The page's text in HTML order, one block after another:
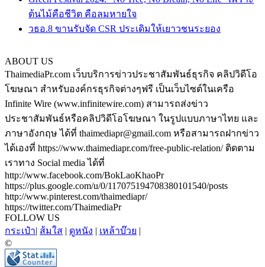
ต้นไม้คือชีวิต คือลมหายใจ
วธอ.8 ขานรับจัด CSR ประเดิมให้เยาวชนระยอง
ABOUT US
ThaimediaPr.com เว็บบริการข่าวประชาสัมพันธ์ธุรกิจ คลิปวิดีโอ
โฆษณา สำหรับองค์กรธุรกิจต่างๆฟรี เป็นเว็บไซต์ในเครือ
Infinite Wire (www.infinitewire.com) สามารถส่งข่าว
ประชาสัมพันธ์หรือคลิปวิดีโอโฆษณา ในรูปแบบภาษาไทย และ
ภาษาอังกฤษ ได้ที่ thaimediapr@gmail.com หรือสามารถฝากข่าว
ได้เองที่ https://www.thaimediapr.com/free-public-relation/ ติดตาม
เราทาง Social media ได้ที่
http://www.facebook.com/BokLaoKhaoPr
https://plus.google.com/u/0/117075194708380101540/posts
http://www.pinterest.com/thaimediapr/
https://twitter.com/ThaimediaPr
FOLLOW US
กระเป๋า| ส้มใส | ดูหนัง | เหล้าบ๊วย |
©